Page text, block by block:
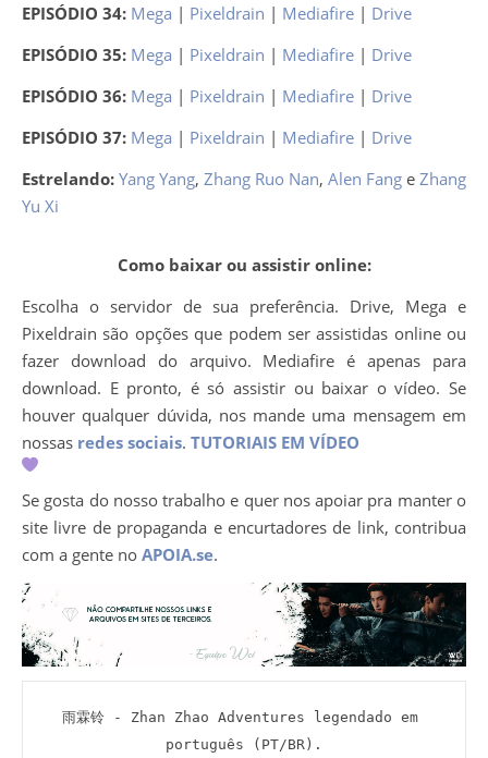
EPISÓDIO 34: Mega | Pixeldrain | Mediafire | Drive
EPISÓDIO 35: Mega | Pixeldrain | Mediafire | Drive
EPISÓDIO 36: Mega | Pixeldrain | Mediafire | Drive
EPISÓDIO 37: Mega | Pixeldrain | Mediafire | Drive
Estrelando: Yang Yang, Zhang Ruo Nan, Alen Fang e Zhang
Yu Xi
Como baixar ou assistir online:
Escolha o servidor de sua preferência. Drive, Mega e
Pixeldrain são opções que podem ser assistidas online ou
fazer download do arquivo. Mediafire é apenas para
download. E pronto, é só assistir ou baixar o vídeo. Se
houver qualquer dúvida, nos mande uma mensagem em
nossas redes sociais. TUTORIAIS EM VÍDEO
Se gosta do nosso trabalho e quer nos apoiar pra manter o
site livre de propaganda e encurtadores de link, contribua
com a gente no APOIA.se.
雨霖铃 - Zhan Zhao Adventures legendado em
português (PT/BR).